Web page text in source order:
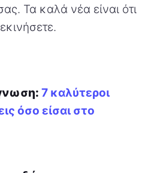
Τα καλά νέα είναι ότι
7 καλύτεροι
όσο είσαι στο